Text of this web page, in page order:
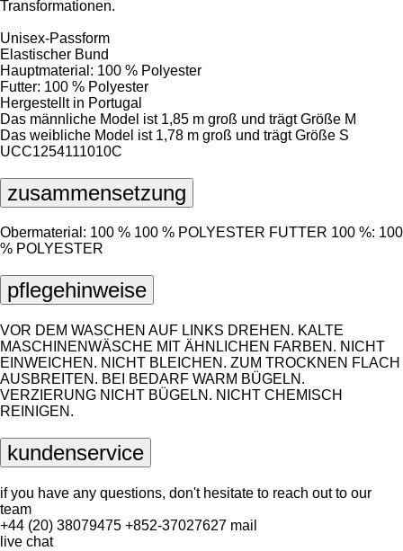
Transformationen.
Unisex-Passform
Elastischer Bund
Hauptmaterial: 100 % Polyester
Futter: 100 % Polyester
Hergestellt in Portugal
Das männliche Model ist 1,85 m groß und trägt Größe M
Das weibliche Model ist 1,78 m groß und trägt Größe S
UCC1254111010C
zusammensetzung
Obermaterial: 100 % 100 % POLYESTER FUTTER 100 %: 100
% POLYESTER
pflegehinweise
VOR DEM WASCHEN AUF LINKS DREHEN. KALTE
MASCHINENWÄSCHE MIT ÄHNLICHEN FARBEN. NICHT
EINWEICHEN. NICHT BLEICHEN. ZUM TROCKNEN FLACH
AUSBREITEN. BEI BEDARF WARM BÜGELN.
VERZIERUNG NICHT BÜGELN. NICHT CHEMISCH
REINIGEN.
kundenservice
if you have any questions, don't hesitate to reach out to our
team
+44 (20) 38079475 +852-37027627 mail
live chat